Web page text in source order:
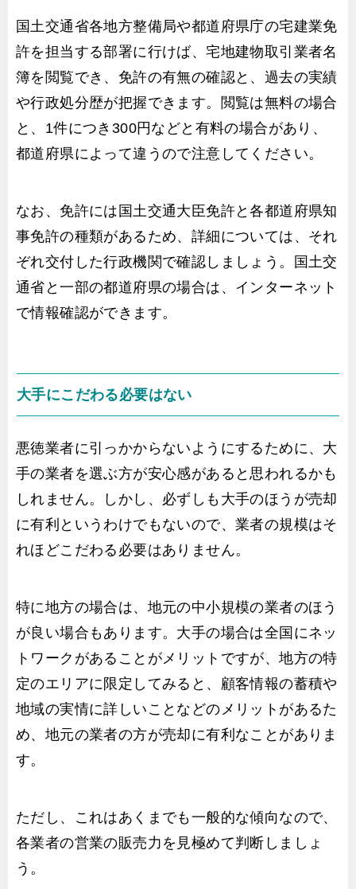
国土交通省各地方整備局や都道府県庁の宅建業免
許を担当する部署に行けば、宅地建物取引業者名
簿を閲覧でき、免許の有無の確認と、過去の実績
や行政処分歴が把握できます。閲覧は無料の場合
と、1件につき300円などと有料の場合があり、
都道府県によって違うので注意してください。
なお、免許には国土交通大臣免許と各都道府県知
事免許の種類があるため、詳細については、それ
ぞれ交付した行政機関で確認しましょう。国土交
通省と一部の都道府県の場合は、インターネット
で情報確認ができます。
大手にこだわる必要はない
悪徳業者に引っかからないようにするために、大
手の業者を選ぶ方が安心感があると思われるかも
しれません。しかし、必ずしも大手のほうが売却
に有利というわけでもないので、業者の規模はそ
れほどこだわる必要はありません。
特に地方の場合は、地元の中小規模の業者のほう
が良い場合もあります。大手の場合は全国にネッ
トワークがあることがメリットですが、地方の特
定のエリアに限定してみると、顧客情報の蓄積や
地域の実情に詳しいことなどのメリットがあるた
め、地元の業者の方が売却に有利なことがありま
す。
ただし、これはあくまでも一般的な傾向なので、
各業者の営業の販売力を見極めて判断しましょ
う。